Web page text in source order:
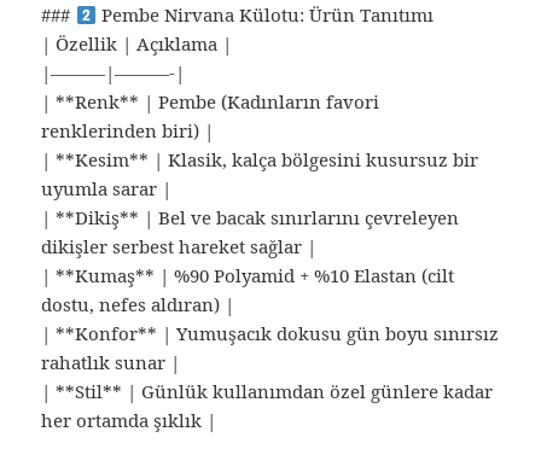
###
Pembe Nirvana Külotu: Ürün Tanıtımı
| Özellik | Açıklama |
|———|———-|
| **Renk** | Pembe (Kadınların favori
renklerinden biri) |
| **Kesim** | Klasik, kalça bölgesini kusursuz bir
uyumla sarar |
| **Dikiş** | Bel ve bacak sınırlarını çevreleyen
dikişler serbest hareket sağlar |
| **Kumaş** | %90 Polyamid + %10 Elastan (cilt
dostu, nefes aldıran) |
| **Konfor** | Yumuşacık dokusu gün boyu sınırsız
rahatlık sunar |
| **Stil** | Günlük kullanımdan özel günlere kadar
her ortamda şıklık |